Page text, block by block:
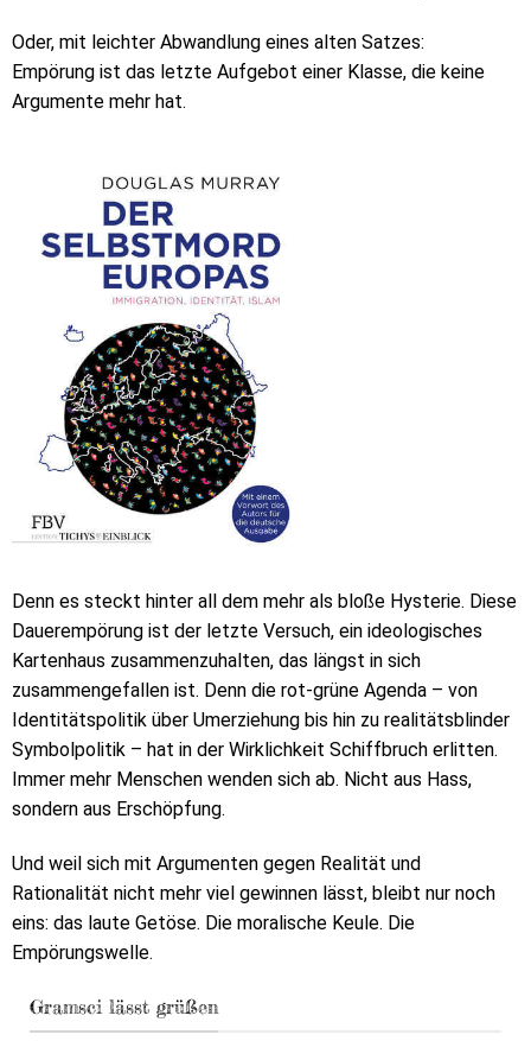
Oder, mit leichter Abwandlung eines alten Satzes:
Empörung ist das letzte Aufgebot einer Klasse, die keine
Argumente mehr hat.
Denn es steckt hinter all dem mehr als bloße Hysterie. Diese
Dauerempörung ist der letzte Versuch, ein ideologisches
Kartenhaus zusammenzuhalten, das längst in sich
zusammengefallen ist. Denn die rot-grüne Agenda – von
Identitätspolitik über Umerziehung bis hin zu realitätsblinder
Symbolpolitik – hat in der Wirklichkeit Schiffbruch erlitten.
Immer mehr Menschen wenden sich ab. Nicht aus Hass,
sondern aus Erschöpfung.
Und weil sich mit Argumenten gegen Realität und
Rationalität nicht mehr viel gewinnen lässt, bleibt nur noch
eins: das laute Getöse. Die moralische Keule. Die
Empörungswelle.
Gramsci lässt grüßen